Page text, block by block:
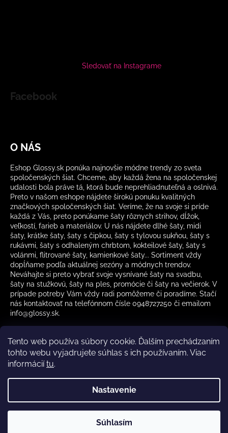
Tento web používa súbory cookie. Ďalším prechádzaním
tohto webu vyjadrujete súhlas s ich používaním. Viac
informáciítu.
Nastavenie
Súhlasím
Sledovať na Instagrame
Facebook
O NÁS
Eshop Glossy.sk ponúka najnovšie módne trendy zo sveta
spoločenských šiat. Chceme, aby každá žena na spoločenskej
udalosti bola práve tá, ktorá bude neprehliadnuteľná a oslnivá.
Preto v našom eshope nájdete širokú ponuku kvalitných
značkových spoločenských šiat. Veríme, že na svoje si príde
každá z Vás, preto ponúkame šaty rôznych strihov, dĺžok,
veľkostí, farieb a materiálov. U nás nájdete dlhé šaty, midi
šaty, krátke šaty, šaty s čipkou, šaty s tylovou sukňou, šaty s
rukávmi, šaty s odhaleným chrbtom, kokteilové šaty, šaty s
volánmi, flitrované šaty, kamienkové šaty... Sortiment vždy
dopĺňame podľa aktuálnej sezóny a módnych trendov.
Neváhajte si preto vybrať svoje vysnívané šaty na svadbu,
šaty na stužkovú, šaty na ples, promócie či šaty na večierok. V
prípade potreby Vám vždy radi pomôžeme či poradíme. Stačí
nás kontaktovať na telefónnom čísle 0948727250 či emailom
info@glossy.sk.
Kamenná predajňa otváracia doba CZ
Glossy.sk. Všetky práva vyhradené.